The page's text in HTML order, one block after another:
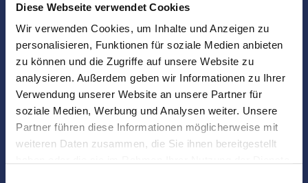
Diese Webseite verwendet Cookies
Wir verwenden Cookies, um Inhalte und Anzeigen zu
personalisieren, Funktionen für soziale Medien anbieten
zu können und die Zugriffe auf unsere Website zu
analysieren. Außerdem geben wir Informationen zu Ihrer
Verwendung unserer Website an unsere Partner für
soziale Medien, Werbung und Analysen weiter. Unsere
Partner führen diese Informationen möglicherweise mit
weiteren Daten zusammen, die Sie ihnen bereitgestellt
Wie lange ist Hegerich Immobilien
schon im Geschäft?
Hegerich Immobilien verkauft bereits seit mehreren
Jahrzehnten Immobilien in München und kann auf eine